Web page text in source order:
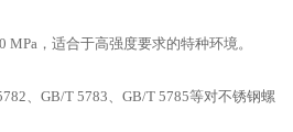
MPa，适合于高强度要求的特种环境。
、GB/T 5783、GB/T 5785等对不锈钢螺